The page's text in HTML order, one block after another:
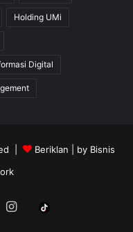
Holding UMi
Digital
| Beriklan | by Bisnis
Instagram